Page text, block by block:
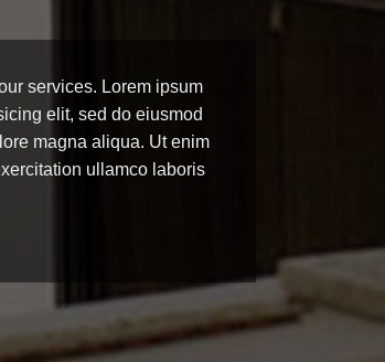
services. Lorem ipsum
elit, sed do eiusmod
magna aliqua. Ut enim
ullamco laboris